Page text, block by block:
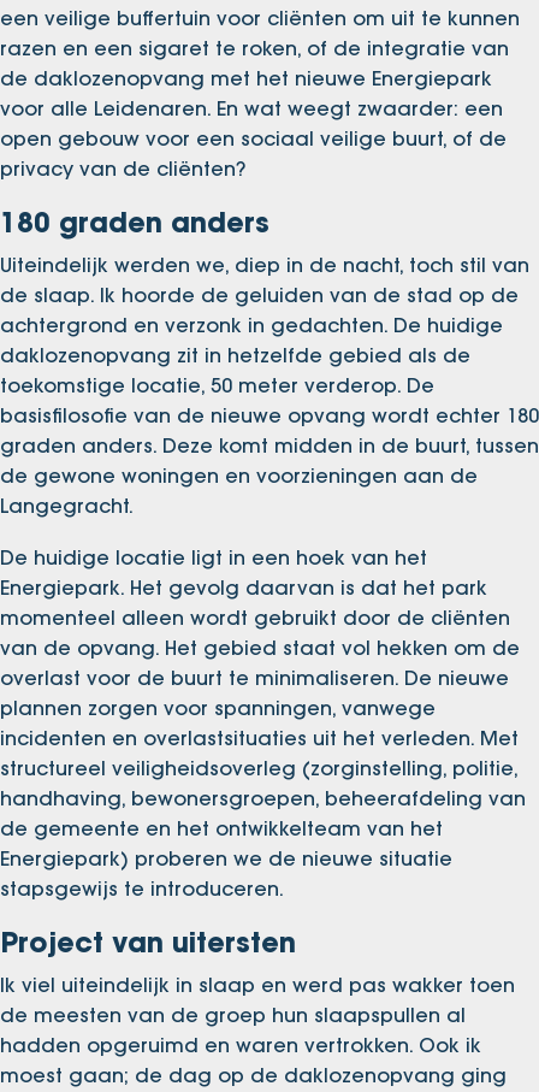
een veilige buffertuin voor cliënten om uit te kunnen
razen en een sigaret te roken, of de integratie van
de daklozenopvang met het nieuwe Energiepark
voor alle Leidenaren. En wat weegt zwaarder: een
open gebouw voor een sociaal veilige buurt, of de
privacy van de cliënten?
180 graden anders
Uiteindelijk werden we, diep in de nacht, toch stil van
de slaap. Ik hoorde de geluiden van de stad op de
achtergrond en verzonk in gedachten. De huidige
daklozenopvang zit in hetzelfde gebied als de
toekomstige locatie, 50 meter verderop. De
basisfilosofie van de nieuwe opvang wordt echter 180
graden anders. Deze komt midden in de buurt, tussen
de gewone woningen en voorzieningen aan de
Langegracht.
De huidige locatie ligt in een hoek van het
Energiepark. Het gevolg daarvan is dat het park
momenteel alleen wordt gebruikt door de cliënten
van de opvang. Het gebied staat vol hekken om de
overlast voor de buurt te minimaliseren. De nieuwe
plannen zorgen voor spanningen, vanwege
incidenten en overlastsituaties uit het verleden. Met
structureel veiligheidsoverleg (zorginstelling, politie,
handhaving, bewonersgroepen, beheerafdeling van
de gemeente en het ontwikkelteam van het
Energiepark) proberen we de nieuwe situatie
stapsgewijs te introduceren.
Project van uitersten
Ik viel uiteindelijk in slaap en werd pas wakker toen
de meesten van de groep hun slaapspullen al
hadden opgeruimd en waren vertrokken. Ook ik
moest gaan; de dag op de daklozenopvang ging